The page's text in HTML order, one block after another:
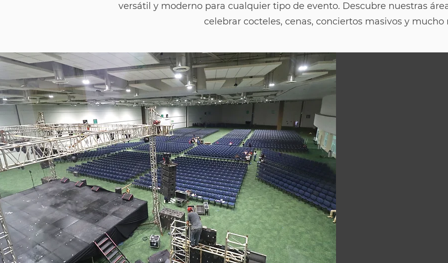
versátil y moderno para cualquier tipo de evento. Descubre nuestras
celebrar cocteles, cenas, conciertos masivos y mucho